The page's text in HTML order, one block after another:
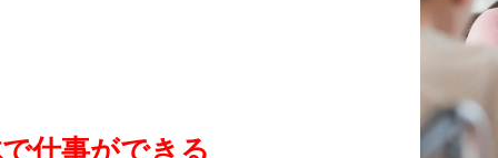
仕事ができる